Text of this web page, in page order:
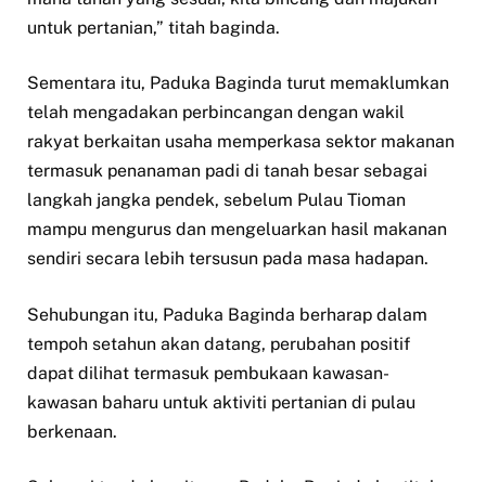
untuk pertanian,” titah baginda.
Sementara itu, Paduka Baginda turut memaklumkan
telah mengadakan perbincangan dengan wakil
rakyat berkaitan usaha memperkasa sektor makanan
termasuk penanaman padi di tanah besar sebagai
langkah jangka pendek, sebelum Pulau Tioman
mampu mengurus dan mengeluarkan hasil makanan
sendiri secara lebih tersusun pada masa hadapan.
Sehubungan itu, Paduka Baginda berharap dalam
tempoh setahun akan datang, perubahan positif
dapat dilihat termasuk pembukaan kawasan-
kawasan baharu untuk aktiviti pertanian di pulau
berkenaan.